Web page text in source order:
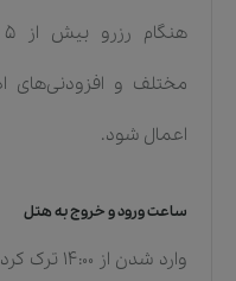
مختلف و
اعمال شود.
ساعت ورود و خروج به هتل